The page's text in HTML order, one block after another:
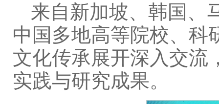
来自新加坡、韩国、
中国多地高等院校、科
文化传承展开深入交流
实践与研究成果。